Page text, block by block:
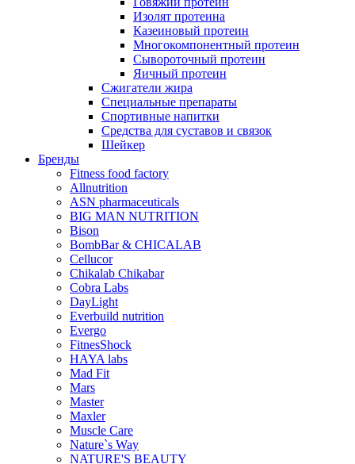
Изолят протеина
Казеиновый протеин
Многокомпонентный протеин
Сывороточный протеин
Яичный протеин
Сжигатели жира
Специальные препараты
Спортивные напитки
Средства для суставов и связок
Шейкер
Бренды
Fitness food factory
Allnutrition
ASN pharmaceuticals
BIG MAN NUTRITION
Bison
BombBar & CHICALAB
Cellucor
Chikalab Chikabar
Cobra Labs
DayLight
Everbuild nutrition
Evergo
FitnesShock
HAYA labs
Mad Fit
Mars
Master
Maxler
Muscle Care
Nature`s Way
NATURE'S BEAUTY